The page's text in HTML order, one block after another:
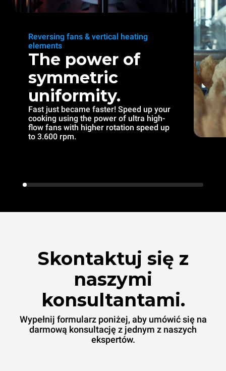
Reversing fans & vertical heating
elements
The power of
symmetric
uniformity.
Fast just became faster! Speed up your
cooking using the power of ultra high-
flow fans with higher rotation speed up
to 3.600 rpm.
Skontaktuj się z
naszymi
konsultantami.
Wypełnij formularz poniżej, aby umówić się na
darmową konsultację z jednym z naszych
ekspertów.